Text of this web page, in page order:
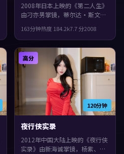
2008年日本上映的《第二人生》
由刁亦男掌镜，蒂尔达·斯文
演绎。类型上偏喜剧，配乐与声
场强化了不安与孤独感，观感紧
凑，值得推荐。
163分钟热度 184.2k7.7分2008
120分钟
高分
夜行侠实录
2012年中国大陆上映的《夜行侠
实录》由新海诚掌镜，杨紫、胡